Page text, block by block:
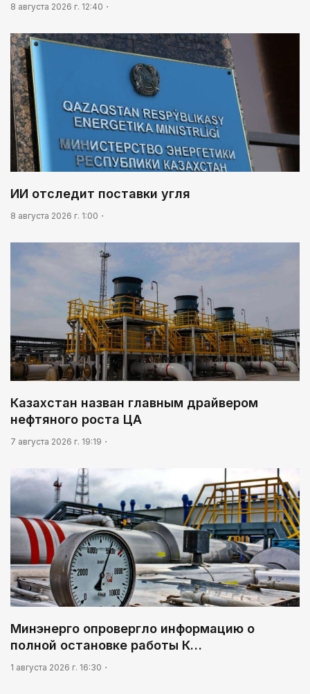
8 августа 2026 г. 12:40
ИИ отследит поставки угля
8 августа 2026 г. 1:00
Казахстан назван главным драйвером
нефтяного роста ЦА
7 августа 2026 г. 19:19
Минэнерго опровергло информацию о
полной остановке работы К…
1 августа 2026 г. 16:30